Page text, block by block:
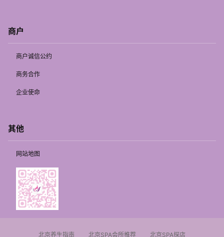
商户
商户诚信公约
商务合作
企业使命
其他
网站地图
北京养生指南 北京SPA会所推荐 北京SPA探店